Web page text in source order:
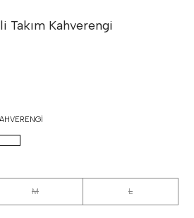
Takım Kahverengi
M L